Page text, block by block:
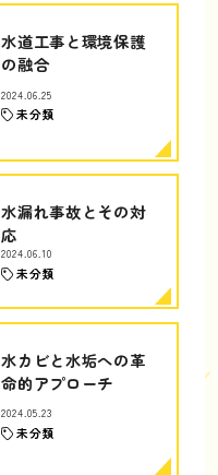
水道工事と環境保護
の融合
2024.06.25
未分類
水漏れ事故とその対
応
2024.06.10
未分類
水カビと水垢への革
命的アプローチ
2024.05.23
未分類